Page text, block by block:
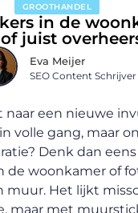
GROOTHANDEL
in de
juist
Eva Meijer
SEO Content Schrijver
naar een nieuwe
volle gang, maar
Denk dan eens
de woonkamer of
muur. Het lijkt
maar met